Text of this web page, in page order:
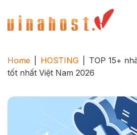
content
Home HOSTING
TOP 15+
tốt nhất Việt Nam 2026